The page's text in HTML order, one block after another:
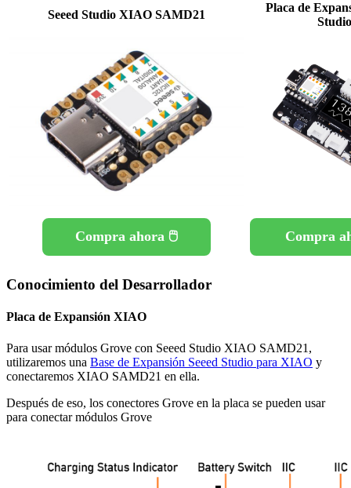
Seeed Studio XIAO SAMD21
Placa de
Studio
Compra ahora 🖱️ Compra
Conocimiento del Desarrollador
Placa de Expansión XIAO
Para usar módulos Grove con Seeed Studio XIAO SAMD21,
utilizaremos una Base de Expansión Seeed Studio para XIAO y
conectaremos XIAO SAMD21 en ella.
Después de eso, los conectores Grove en la placa se pueden usar
para conectar módulos Grove